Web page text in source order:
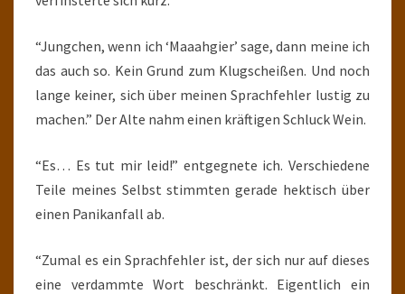
“Jungchen, wenn ich ‘Maaahgier’ sage, dann meine ich
das auch so. Kein Grund zum Klugscheißen. Und noch
lange keiner, sich über meinen Sprachfehler lustig zu
machen.” Der Alte nahm einen kräftigen Schluck Wein.
“Es… Es tut mir leid!” entgegnete ich. Verschiedene
Teile meines Selbst stimmten gerade hektisch über
einen Panikanfall ab.
“Zumal es ein Sprachfehler ist, der sich nur auf dieses
eine verdammte Wort beschränkt. Eigentlich ein